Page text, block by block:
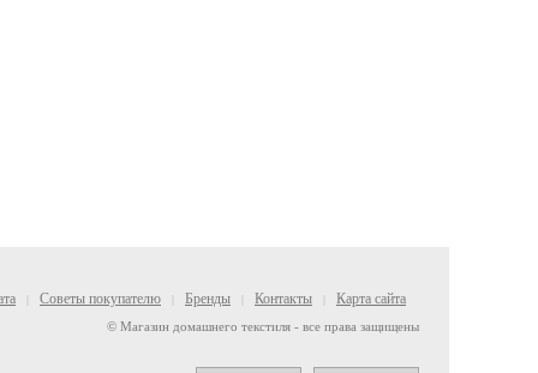
Советы покупателю Бренды Контакты Карта сайта
© Магазин домашнего текстиля - все права защищены